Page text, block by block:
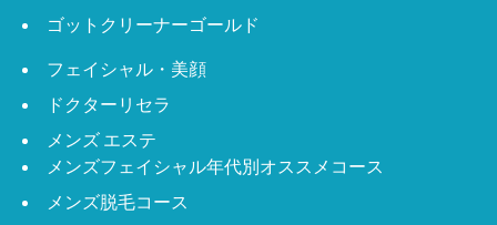
ゴットクリーナーゴールド
フェイシャル・美顔
ドクターリセラ
メンズ エステ
メンズフェイシャル年代別オススメコース
メンズ脱毛コース